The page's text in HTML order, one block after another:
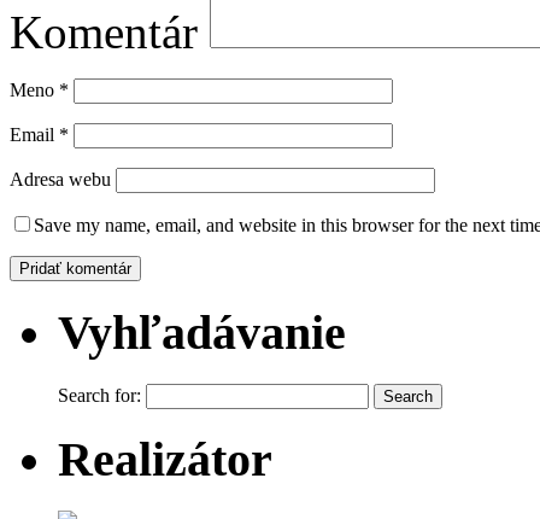
Komentár
Meno *
Email *
Adresa webu
Save my name, email, and website in this browser for the next
Vyhľadávanie
Search for:
Realizátor